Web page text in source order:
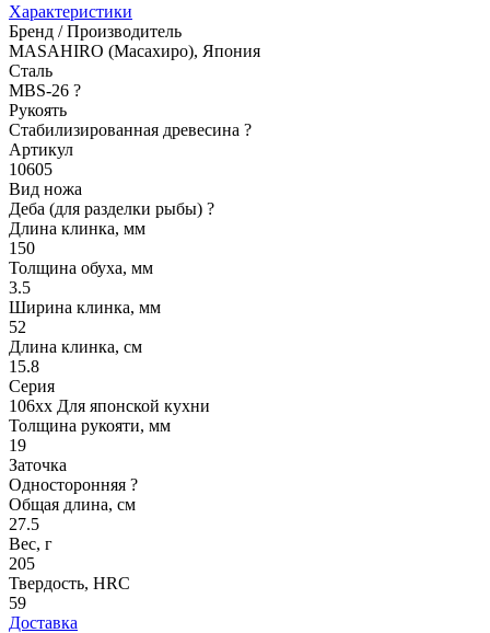
Характеристики
Бренд / Производитель
MASAHIRO (Масахиро), Япония
Сталь
MBS-26 ?
Рукоять
Стабилизированная древесина ?
Артикул
10605
Вид ножа
Деба (для разделки рыбы) ?
Длина клинка, мм
150
Толщина обуха, мм
3.5
Ширина клинка, мм
52
Длина клинка, см
15.8
Серия
106xx Для японской кухни
Толщина рукояти, мм
19
Заточка
Односторонняя ?
Общая длина, см
27.5
Вес, г
205
Твердость, HRC
59
Доставка